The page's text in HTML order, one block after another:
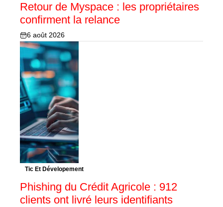
Retour de Myspace : les propriétaires
confirment la relance
6 août 2026
Tic Et Dévelopement
Phishing du Crédit Agricole : 912
clients ont livré leurs identifiants